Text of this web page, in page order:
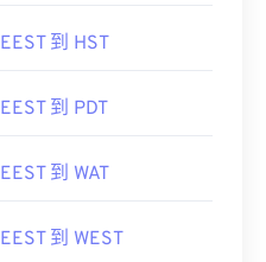
EEST 到 HST
EEST 到 PDT
EEST 到 WAT
EEST 到 WEST